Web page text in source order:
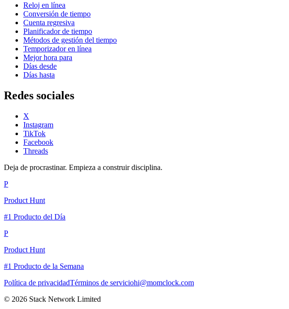
Reloj en línea
Conversión de tiempo
Cuenta regresiva
Planificador de tiempo
Métodos de gestión del tiempo
Temporizador en línea
Mejor hora para
Días desde
Días hasta
Redes sociales
X
Instagram
TikTok
Facebook
Threads
Deja de procrastinar. Empieza a construir disciplina.
P
Product Hunt
#1 Producto del Día
P
Product Hunt
#1 Producto de la Semana
Política de privacidadTérminos de serviciohi@momclock.com
© 2026 Stack Network Limited